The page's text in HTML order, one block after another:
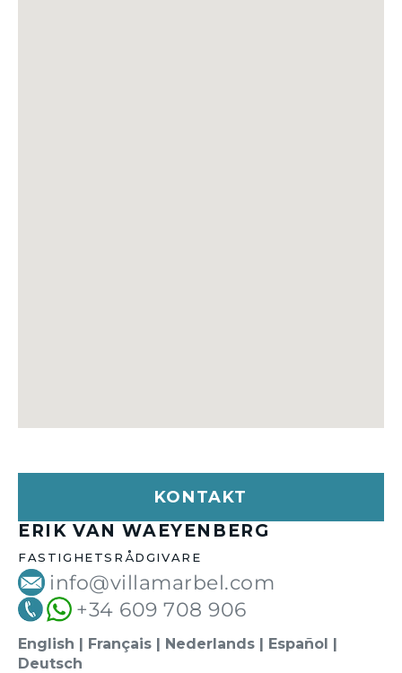
KONTAKT
ERIK VAN WAEYENBERG
FASTIGHETSRÅDGIVARE
info@villamarbel.com
+34 609 708 906
English | Français | Nederlands | Español |
Deutsch